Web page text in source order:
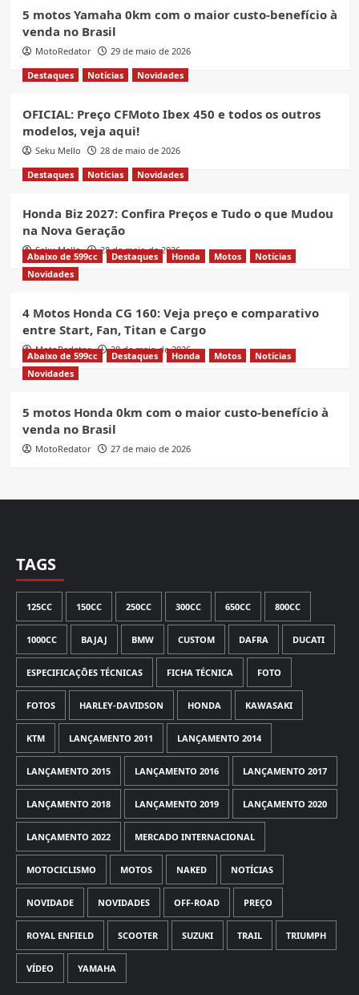
5 motos Yamaha 0km com o maior custo-benefício à
venda no Brasil
MotoRedator
29 de maio de 2026
Destaques
Notícias Novidades
OFICIAL: Preço CFMoto Ibex 450 e todos os outros
modelos, veja aqui!
Seku Mello
28 de maio de 2026
Destaques
Notícias Novidades
Honda Biz 2027: Confira Preços e Tudo o que Mudou
na Nova Geração
Seku Mello 28 de maio de 2026
Abaixo de 599cc Destaques Honda Motos
Notícias
Novidades
4 Motos Honda CG 160: Veja preço e comparativo
entre Start, Fan, Titan e Cargo
MotoRedator 28 de maio de 2026
Abaixo de 599cc Destaques Honda Motos
Notícias
Novidades
5 motos Honda 0km com o maior custo-benefício à
venda no Brasil
MotoRedator 27 de maio de 2026
TAGS
125CC 150CC 250CC 300CC 650CC 800CC
1000CC BAJAJ BMW CUSTOM DAFRA DUCATI
ESPECIFICAÇÕES TÉCNICAS FICHA TÉCNICA FOTO
FOTOS HARLEY-DAVIDSON HONDA KAWASAKI
KTM LANÇAMENTO 2011 LANÇAMENTO 2014
LANÇAMENTO 2015 LANÇAMENTO 2016 LANÇAMENTO 2017
LANÇAMENTO 2018 LANÇAMENTO 2019 LANÇAMENTO 2020
LANÇAMENTO 2022 MERCADO INTERNACIONAL
MOTOCICLISMO MOTOS NAKED NOTÍCIAS
NOVIDADE NOVIDADES OFF-ROAD PREÇO
ROYAL ENFIELD SCOOTER SUZUKI TRAIL TRIUMPH
VÍDEO YAMAHA